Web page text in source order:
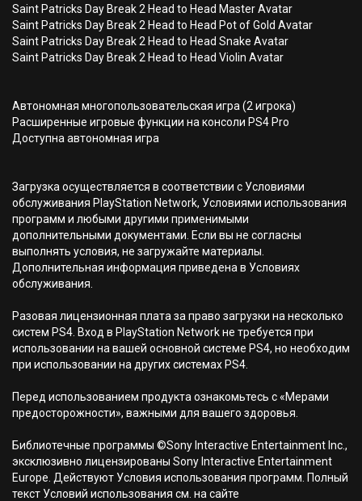
Saint Patricks Day Break 2 Head to Head Master Avatar
Saint Patricks Day Break 2 Head to Head Pot of Gold Avatar
Saint Patricks Day Break 2 Head to Head Snake Avatar
Saint Patricks Day Break 2 Head to Head Violin Avatar
Автономная многопользовательская игра (2 игрока)
Расширенные игровые функции на консоли PS4 Pro
Доступна автономная игра
Загрузка осуществляется в соответствии с Условиями
обслуживания PlayStation Network, Условиями использования
программ и любыми другими применимыми
дополнительными документами. Если вы не согласны
выполнять условия, не загружайте материалы.
Дополнительная информация приведена в Условиях
обслуживания.
Разовая лицензионная плата за право загрузки на несколько
систем PS4. Вход в PlayStation Network не требуется при
использовании на вашей основной системе PS4, но необходим
при использовании на других системах PS4.
Перед использованием продукта ознакомьтесь с «Мерами
предосторожности», важными для вашего здоровья.
Библиотечные программы ©Sony Interactive Entertainment Inc.,
эксклюзивно лицензированы Sony Interactive Entertainment
Europe. Действуют Условия использования программ. Полный
текст Условий использования см. на сайте